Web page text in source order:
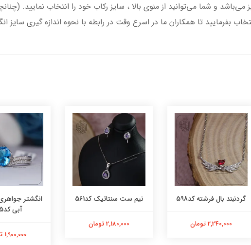
می‌باشد و شما می‌توانید از منوی بالا ، سایز رکاب خود را انتخاب نمایید.
بفرمایید تا همکاران ما در اسرع وقت در رابطه با نحوه اندازه گیری سایز
گردنبند بال فرشته کد598
2,240,000 تومان
نیم ست سنتاتیک کد561
2,180,000 تومان
انگشتر
آبی کد565
1,900,000 تومان